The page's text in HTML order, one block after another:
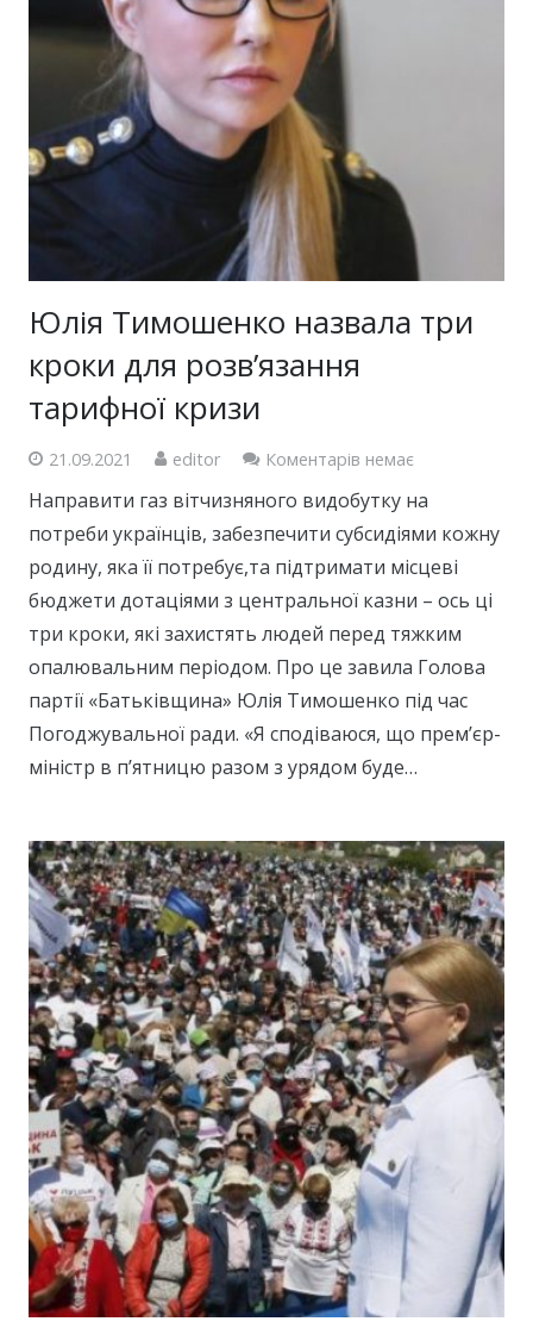
Юлія Тимошенко назвала три
кроки для розв’язання
тарифної кризи
21.09.2021 editor Коментарів немає
Направити газ вітчизняного видобутку на
потреби українців, забезпечити субсидіями кожну
родину, яка її потребує,та підтримати місцеві
бюджети дотаціями з центральної казни – ось ці
три кроки, які захистять людей перед тяжким
опалювальним періодом. Про це завила Голова
партії «Батьківщина» Юлія Тимошенко під час
Погоджувальної ради. «Я сподіваюся, що прем’єр-
міністр в п’ятницю разом з урядом буде…